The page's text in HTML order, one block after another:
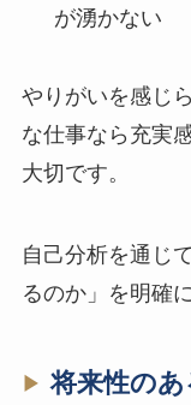
が湧かない
やりがいを感じ
な仕事なら充実
大切です。
自己分析を通じ
るのか」を明確
将来性の